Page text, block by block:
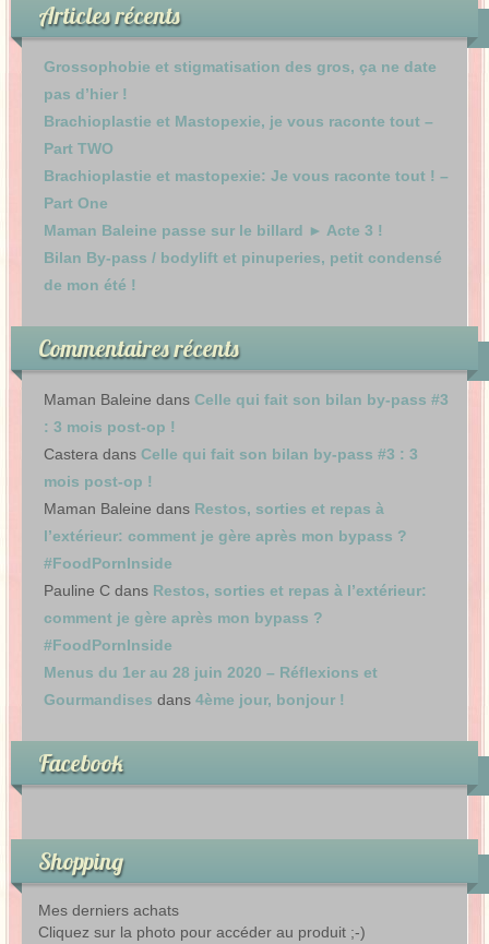
Articles récents
Grossophobie et stigmatisation des gros, ça ne date
pas d’hier !
Brachioplastie et Mastopexie, je vous raconte tout –
Part TWO
Brachioplastie et mastopexie: Je vous raconte tout ! –
Part One
Maman Baleine passe sur le billard ► Acte 3 !
Bilan By-pass / bodylift et pinuperies, petit condensé
de mon été !
Commentaires récents
Maman Baleine dans Celle qui fait son bilan by-pass #3
: 3 mois post-op !
Castera dans Celle qui fait son bilan by-pass #3 : 3
mois post-op !
Maman Baleine dans Restos, sorties et repas à
l’extérieur: comment je gère après mon bypass ?
#FoodPornInside
Pauline C dans Restos, sorties et repas à l’extérieur:
comment je gère après mon bypass ?
#FoodPornInside
Menus du 1er au 28 juin 2020 – Réflexions et
Gourmandises dans 4ème jour, bonjour !
Facebook
Shopping
Mes derniers achats
Cliquez sur la photo pour accéder au produit ;-)